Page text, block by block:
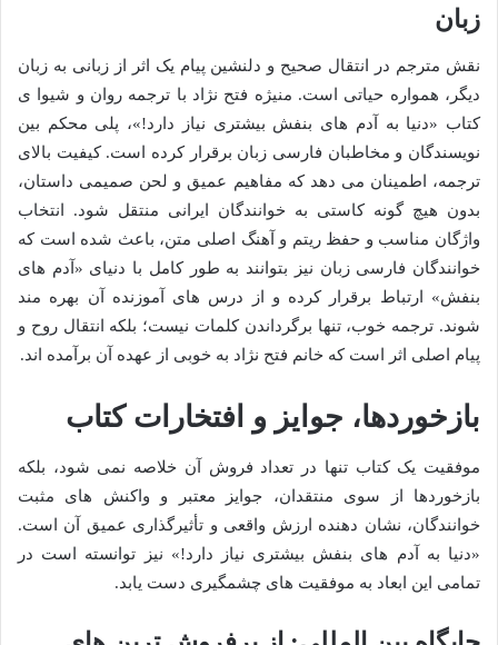
زبان
نقش مترجم در انتقال صحیح و دلنشین پیام یک اثر از زبانی به زبان
دیگر، همواره حیاتی است. منیژه فتح نژاد با ترجمه روان و شیوا ی
کتاب «دنیا به آدم های بنفش بیشتری نیاز دارد!»، پلی محکم بین
نویسندگان و مخاطبان فارسی زبان برقرار کرده است. کیفیت بالای
ترجمه، اطمینان می دهد که مفاهیم عمیق و لحن صمیمی داستان،
بدون هیچ گونه کاستی به خوانندگان ایرانی منتقل شود. انتخاب
واژگان مناسب و حفظ ریتم و آهنگ اصلی متن، باعث شده است که
خوانندگان فارسی زبان نیز بتوانند به طور کامل با دنیای «آدم های
بنفش» ارتباط برقرار کرده و از درس های آموزنده آن بهره مند
شوند. ترجمه خوب، تنها برگرداندن کلمات نیست؛ بلکه انتقال روح و
پیام اصلی اثر است که خانم فتح نژاد به خوبی از عهده آن برآمده اند.
بازخوردها، جوایز و افتخارات کتاب
موفقیت یک کتاب تنها در تعداد فروش آن خلاصه نمی شود، بلکه
بازخوردها از سوی منتقدان، جوایز معتبر و واکنش های مثبت
خوانندگان، نشان دهنده ارزش واقعی و تأثیرگذاری عمیق آن است.
«دنیا به آدم های بنفش بیشتری نیاز دارد!» نیز توانسته است در
تمامی این ابعاد به موفقیت های چشمگیری دست یابد.